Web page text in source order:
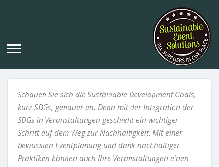
Schauen Sie sich die Sustainable Development Goals,
kurz SDGs, genauer an. Denn mit der Integration der
SDGs in Veranstaltungen geschieht ein wichtiger
Schritt auf dem Weg zur Nachhaltigkeit. Mit einer
bewussten Eventplanung und dank nachhaltiger
Praktiken können auch Ihre Veranstaltungen einen